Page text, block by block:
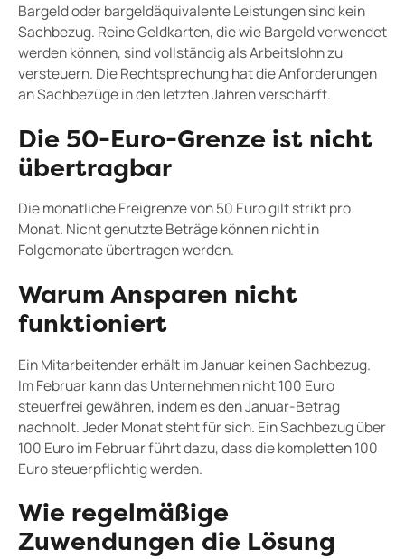
Bargeld oder bargeldäquivalente Leistungen sind kein
Sachbezug. Reine Geldkarten, die wie Bargeld verwendet
werden können, sind vollständig als Arbeitslohn zu
versteuern. Die Rechtsprechung hat die Anforderungen
an Sachbezüge in den letzten Jahren verschärft.
Die 50-Euro-Grenze ist nicht
übertragbar
Die monatliche Freigrenze von 50 Euro gilt strikt pro
Monat. Nicht genutzte Beträge können nicht in
Folgemonate übertragen werden.
Warum Ansparen nicht
funktioniert
Ein Mitarbeitender erhält im Januar keinen Sachbezug.
Im Februar kann das Unternehmen nicht 100 Euro
steuerfrei gewähren, indem es den Januar-Betrag
nachholt. Jeder Monat steht für sich. Ein Sachbezug über
100 Euro im Februar führt dazu, dass die kompletten 100
Euro steuerpflichtig werden.
Wie regelmäßige
Zuwendungen die Lösung